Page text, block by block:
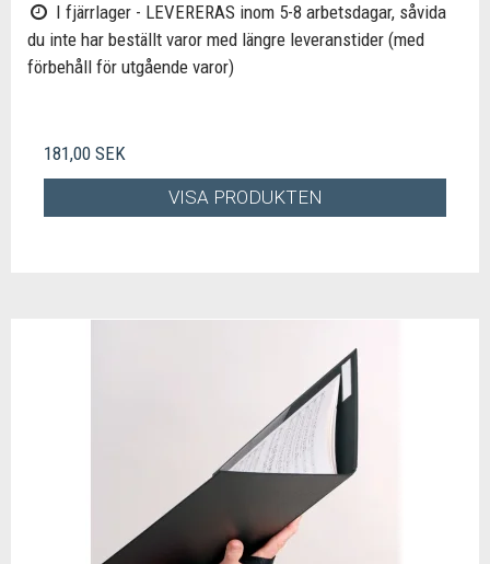
I fjärrlager - LEVERERAS inom 5-8 arbetsdagar, såvida
du inte har beställt varor med längre leveranstider (med
förbehåll för utgående varor)
181,00 SEK
VISA PRODUKTEN